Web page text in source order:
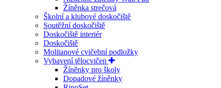
Žíněnka strečová
Školní a klubové doskočiště
Soutěžní doskočiště
Doskočiště interiér
Doskočiště
Molitanové cvičební podložky
Vybavení tělocvičen
Žíněnky pro školy
Dopadové žíněnky